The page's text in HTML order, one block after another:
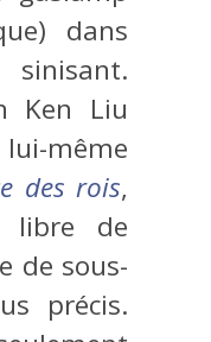
dans
Ken Liu
même
des rois,
libre de
de sous-
précis.